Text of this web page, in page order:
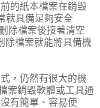
的紙本檔案在銷毀
就具備足夠安全
除檔案後接著清空
除檔案就能將具備機
，仍然有很大的機
案銷毀軟體或工具通
有簡單、容易使